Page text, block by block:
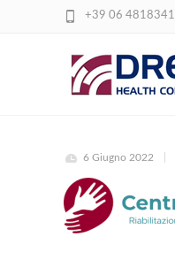
+39 06 4818341
DOWNLOAD
6 Giugno 2022